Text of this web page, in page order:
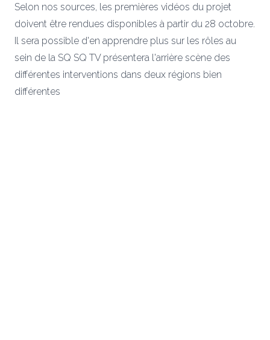
Selon nos sources, les premières vidéos du projet
doivent être rendues disponibles à partir du 28 octobre.
Il sera possible d'en apprendre plus sur les rôles au
sein de la SQ SQ TV présentera l'arrière scène des
différentes interventions dans deux régions bien
différentes